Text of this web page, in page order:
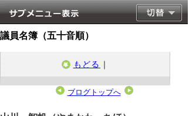
議員名簿（五十音順）
もどる ｜
ブログトップへ